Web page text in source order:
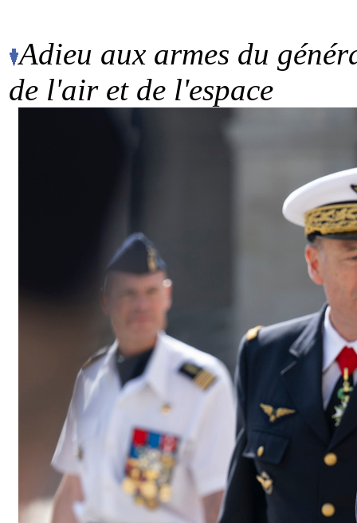
Adieu aux armes du
de l'air et de l'espace